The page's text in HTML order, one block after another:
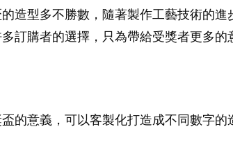
造型多不勝數，隨著製作工藝技術的
訂購者的選擇，只為帶給受獎者更多
的意義，可以客製化打造成不同數字